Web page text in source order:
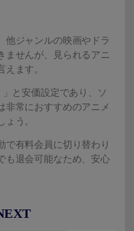
他ジャンルの映画やドラ
ませんが、見られるアニ
えます。
と安価設定であり、ソ
非常におすすめのアニメ
う。
で有料会員に切り替わり
も退会可能なため、安心